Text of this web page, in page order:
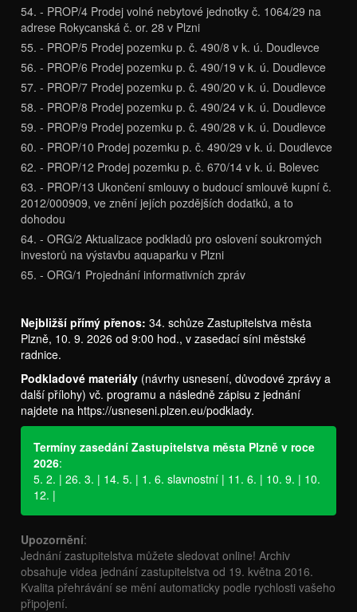
54. - PROP/4 Prodej volné nebytové jednotky č. 1064/29 na
adrese Rokycanská č. or. 28 v Plzni
55. - PROP/5 Prodej pozemku p. č. 490/8 v k. ú. Doudlevce
56. - PROP/6 Prodej pozemku p. č. 490/19 v k. ú. Doudlevce
57. - PROP/7 Prodej pozemku p. č. 490/20 v k. ú. Doudlevce
58. - PROP/8 Prodej pozemku p. č. 490/24 v k. ú. Doudlevce
59. - PROP/9 Prodej pozemku p. č. 490/28 v k. ú. Doudlevce
60. - PROP/10 Prodej pozemku p. č. 490/29 v k. ú. Doudlevce
62. - PROP/12 Prodej pozemku p. č. 670/14 v k. ú. Bolevec
63. - PROP/13 Ukončení smlouvy o budoucí smlouvě kupní č.
2012/000909, ve znění jejích pozdějších dodatků, a to
dohodou
64. - ORG/2 Aktualizace podkladů pro oslovení soukromých
investorů na výstavbu aquaparku v Plzni
65. - ORG/1 Projednání informativních zpráv
Nejbližší přímý přenos: 34. schůze Zastupitelstva města
Plzně, 10. 9. 2026 od 9:00 hod., v zasedací síni městské
radnice.
Podkladové materiály (návrhy usnesení, důvodové zprávy a
další přílohy) vč. programu a následně zápisu z jednání
najdete na https://usneseni.plzen.eu/podklady.
Termíny zasedání Zastupitelstva města Plzně v roce
2026:
5. 2. | 26. 3. | 14. 5. | 1. 6. slavnostní | 11. 6. | 10. 9. | 10.
12. |
Upozornění:
Jednání zastupitelstva můžete sledovat online! Archiv
obsahuje videa jednání zastupitelstva od 19. května 2016.
Kvalita přehrávání se mění automaticky podle rychlosti vašeho
připojení.